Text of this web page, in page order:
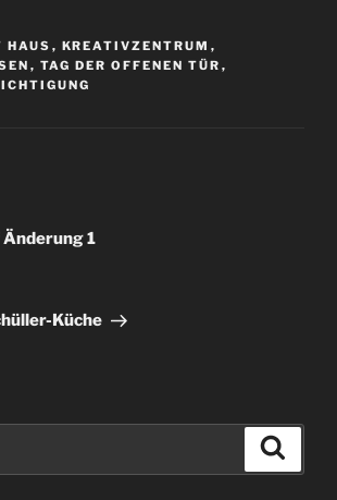
HAUS , KREATIVZENTRUM ,
, TAG DER OFFENEN TÜR ,
1
Küche